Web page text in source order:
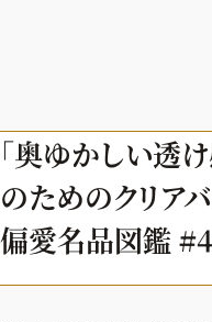
8月の毎日コーデ
50代なに着てる？
ファッション特集
ヘアスタイル・ヘア
エイジングケア
メイク
50代ベストコスメ
ヘルスケア
ヘルスケアTOPICS
更年期
ストレッチ・エクサ
ライフスタイル
車・家電
エクラ 華組
「奥ゆかしい透
のためのクリア
偏愛名品図鑑